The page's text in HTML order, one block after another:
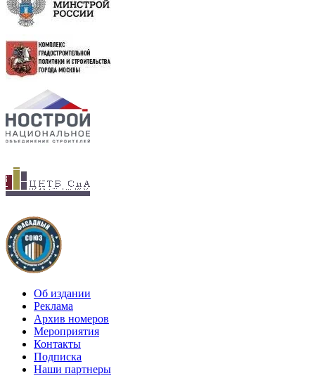
Об издании
Реклама
Архив номеров
Мероприятия
Контакты
Подписка
Наши партнеры